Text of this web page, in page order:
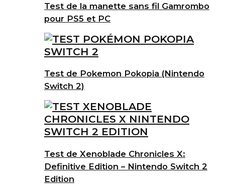
Test de la manette sans fil Gamrombo
pour PS5 et PC
Test de Pokemon Pokopia (Nintendo
Switch 2)
Test de Xenoblade Chronicles X:
Definitive Edition – Nintendo Switch 2
Edition